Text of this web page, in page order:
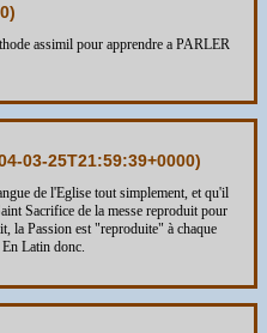
)
assimil pour apprendre a PARLER
03-25T21:59:39+0000)
de l'Eglise tout simplement, et qu'il
Sacrifice de la messe reproduit pour
la Passion est "reproduite" à chaque
Latin donc.